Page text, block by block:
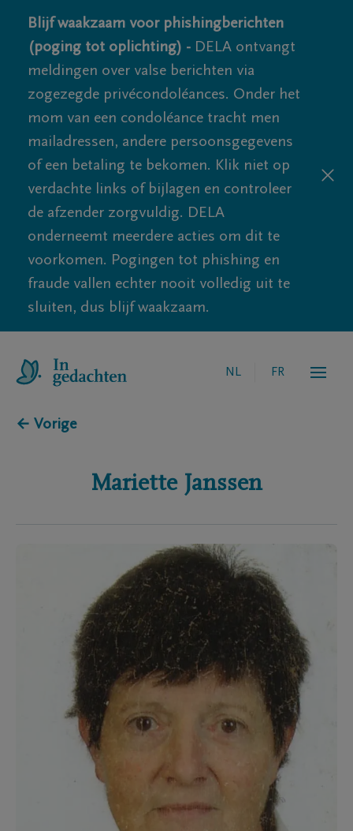
Blijf waakzaam voor phishingberichten
(poging tot oplichting) - DELA ontvangt
meldingen over valse berichten via
zogezegde privécondoléances. Onder het
mom van een condoléance tracht men
mailadressen, andere persoonsgegevens
of een betaling te bekomen. Klik niet op
verdachte links of bijlagen en controleer
de afzender zorgvuldig. DELA
onderneemt meerdere acties om dit te
voorkomen. Pogingen tot phishing en
fraude vallen echter nooit volledig uit te
sluiten, dus blijf waakzaam.
NL FR
← Vorige
Mariette Janssen